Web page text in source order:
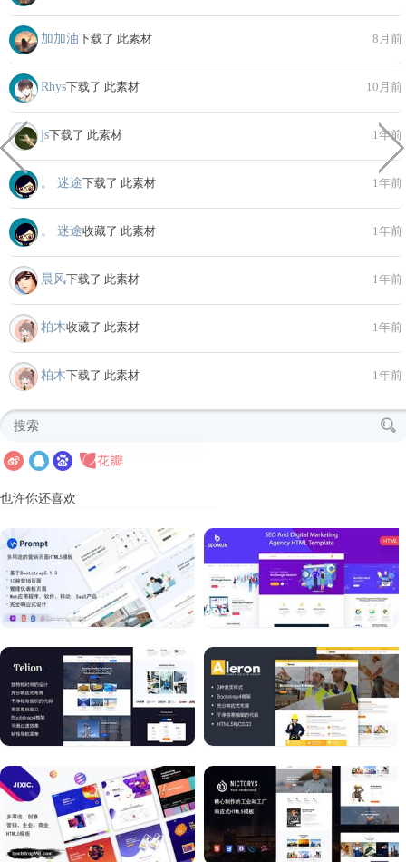
加加油下载了 此素材 8月前
Rhys下载了 此素材 10月前
js下载了 此素材 1年前
。 迷途下载了 此素材 1年前
。 迷途收藏了 此素材 1年前
晨风下载了 此素材 1年前
柏木收藏了 此素材 1年前
柏木下载了 此素材 1年前
也许你还喜欢